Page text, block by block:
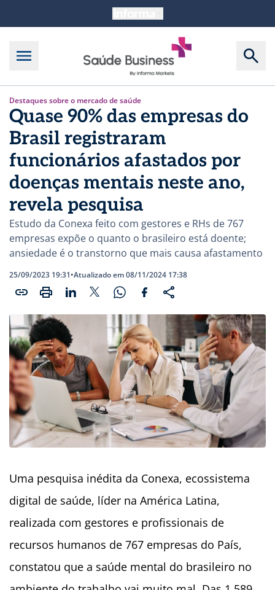
Destaques sobre o mercado de saúde
Quase 90% das empresas do
Brasil registraram
funcionários afastados por
doenças mentais neste ano,
revela pesquisa
Estudo da Conexa feito com gestores e RHs de 767
empresas expõe o quanto o brasileiro está doente;
ansiedade é o transtorno que mais causa afastamento
25/09/2023 19:31•Atualizado em 08/11/2024 17:38
Uma pesquisa inédita da Conexa, ecossistema
digital de saúde, líder na América Latina,
realizada com gestores e profissionais de
recursos humanos de 767 empresas do País,
constatou que a saúde mental do brasileiro no